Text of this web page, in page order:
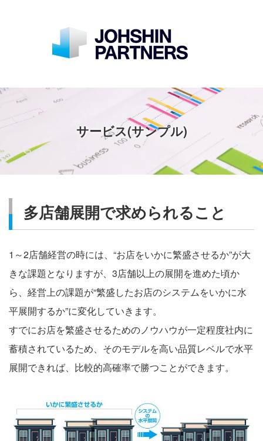
サービス(サンプル)
多店舗展開で求められること
1～2店舗経営の時には、“お店をいかに繁盛させるか”が大
きな課題となりますが、3店舗以上の展開を進めた頃か
ら、経営上の課題が“繁盛したお店のシステムをいかに水
平展開するか”に変化していきます。
すでにお店を繁盛させるためのノウハウが一定程度社内に
蓄積されているため、そのモデルを高い品質レベルで水平
展開できれば、比較的高確率で勝つことができます。